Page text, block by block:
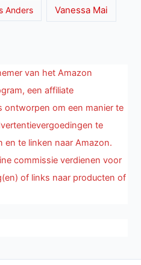
Anders Vanessa Mai
van het Amazon
een affiliate
ontworpen om een manier te
te
en te linken naar Amazon.
commissie verdienen voor
of links naar producten of